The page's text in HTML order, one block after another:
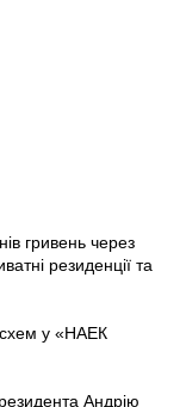
гривень через
резиденції та
схем у «НАЕК
Андрію